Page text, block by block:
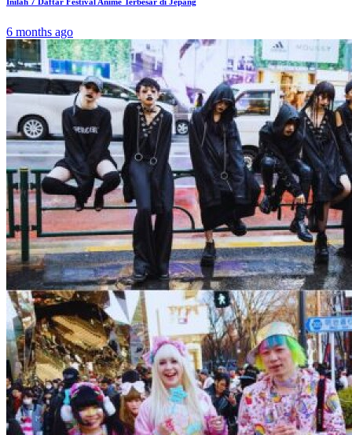
6 months ago